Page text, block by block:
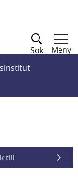
Sök
Meny
till